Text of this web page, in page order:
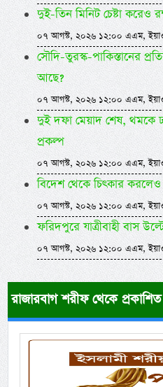
দুই-তিন মিনিট চেষ্টা করেও
০৭ আগস্ট, ২০২৬ ১২:০০ এএম,
সৌদি-তুরস্ক-পাকিস্তানের
আছে?
০৭ আগস্ট, ২০২৬ ১২:০০ এএম,
দুই দফা মেয়াদ শেষ, থমকে
প্রকল্প
০৭ আগস্ট, ২০২৬ ১২:০০ এএম,
বিদেশ থেকে চিৎকার করলেও
০৭ আগস্ট, ২০২৬ ১২:০০ এএম,
ফরিদপুরে যাত্রীবাহী বাস
০৭ আগস্ট, ২০২৬ ১২:০০ এএম,
রাজারবাগ শরীফ থেকে